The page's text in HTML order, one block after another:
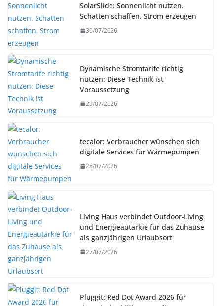
SolarSlide: Sonnenlicht nutzen.
Schatten schaffen. Strom erzeugen
30/07/2026
Dynamische Stromtarife richtig
nutzen: Diese Technik ist
Voraussetzung
29/07/2026
tecalor: Verbraucher wünschen sich
digitale Services für Wärmepumpen
28/07/2026
Living Haus verbindet Outdoor-Living
und Energieautarkie für das Zuhause
als ganzjährigen Urlaubsort
27/07/2026
Pluggit: Red Dot Award 2026 für